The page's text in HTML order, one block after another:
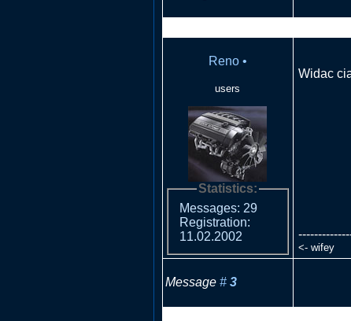
Reno •
users
Statistics:
Messages: 29
Registration:
11.02.2002
Widac
<- wifey
Message # 3